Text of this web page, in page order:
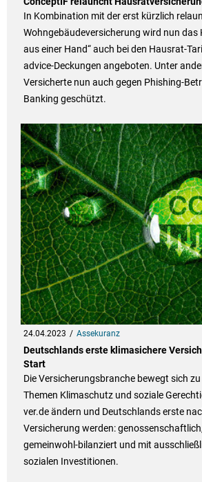
In Kombination mit der erst kürzlich
Wohngebäudeversicherung wird nun das
aus einer Hand“ auch bei den Hausrat-
advice-Deckungen angeboten. Unter
Versicherte nun auch gegen Phishing-
Banking geschützt.
24.04.2023 Assekuranz
Deutschlands erste klimasichere
Start
Die Versicherungsbranche bewegt sich
Themen Klimaschutz und soziale
ver.de ändern und Deutschlands erste
Versicherung werden:
gemeinwohl-bilanziert und mit
sozialen Investitionen.